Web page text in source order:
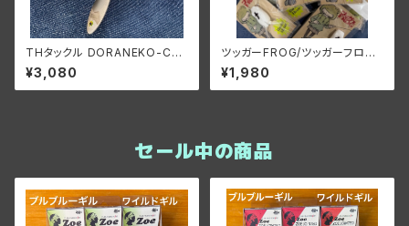
THタックル DORANEKO-CRA
NK/ドラネコクランク
¥3,080
ツッガーFROG/ツッガーフロッ
グ
¥1,980
セール中の商品